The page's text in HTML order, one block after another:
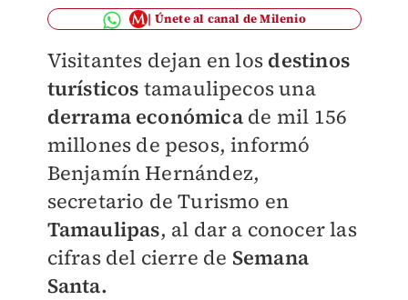
Únete al canal de Milenio
Visitantes dejan en los destinos
turísticos tamaulipecos una
derrama económicade mil 156
millones de pesos, informó
Benjamín Hernández,
secretario de Turismo en
Tamaulipas, al dar a conocer las
cifras del cierre de Semana
Santa.